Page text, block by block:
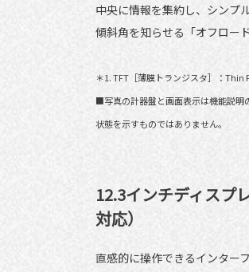
中央に情報を集約し、シンプ
傾斜角を知らせる「オフロー
＊1. TFT［薄膜トランジスタ］：
■写真の計器盤と画面表示は機能説明
状態を示すものではありません。
12.3インチディスプ
対応）
直感的に操作できるインターフ